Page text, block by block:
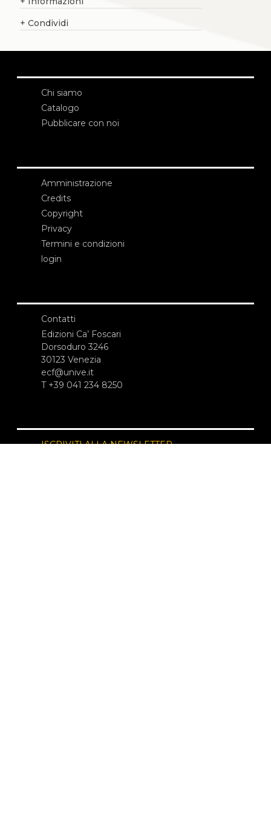
+ Condividi
Chi siamo
Catalogo
Pubblicare con noi
Amministrazione
Credits
Copyright
Privacy
Termini e condizioni
login
Contatti
Edizioni Ca’ Foscari
Dorsoduro 3246
30123 Venezia
ecf@unive.it
T +39 041 234 8250
ISCRIVITI ALLA NEWSLETTER